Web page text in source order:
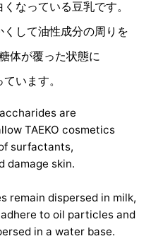
なっている豆乳です。
して油性成分の周りを
体が覆った状態に
います。
are
TAEKO cosmetics
surfactants,
damage skin.
remain dispersed in milk,
to oil particles and
in a water base.